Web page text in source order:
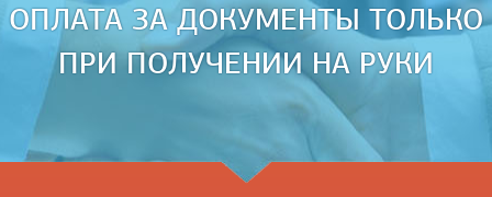
ОПЛАТА ЗА ДОКУМЕНТЫ ТОЛЬКО
ПРИ ПОЛУЧЕНИИ НА РУКИ